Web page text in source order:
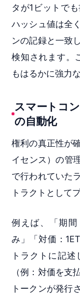
タが1ビットで
ハッシュ値は全
ンの記録と一致
検知されます。
もはるかに強力
スマートコ
の自動化
権利の真正性が
イセンス）の管
で行われていた
トラクトとして
例えば、「期
み」「対価：
トラクトに記
（例：対価を支
トークンが発行